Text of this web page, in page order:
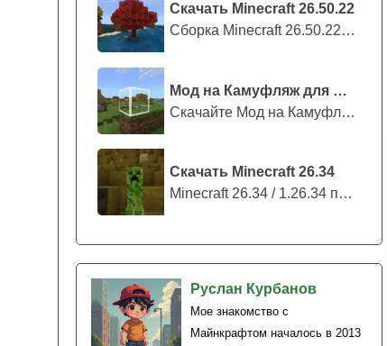
Скачать Minecraft 26.50.22
Сборка Minecraft 26.50.22 / 1.26.50.2...
Мод на Камуфляж для Майнкрафт ПЕ
Скачайте Мод на Камуфляж на Майнкрафт...
Скачать Minecraft 26.34
Minecraft 26.34 / 1.26.34 представляе...
Руслан Курбанов
Мое знакомство с
Майнкрафтом началось в 2013